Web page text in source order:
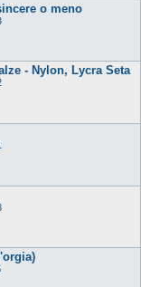
o meno
- Nylon, Lycra Seta